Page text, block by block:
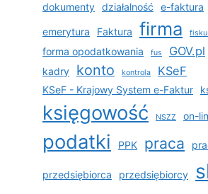
dokumenty działalność e-faktura
emerytura Faktura firma
forma opodatkowania fus GOV.pl
kadry
konto kontrola KSeF
KSeF - Krajowy System e-Faktur
księgowość NSZZ on-
podatki PPK praca
przedsiębiorca przedsiębiorcy